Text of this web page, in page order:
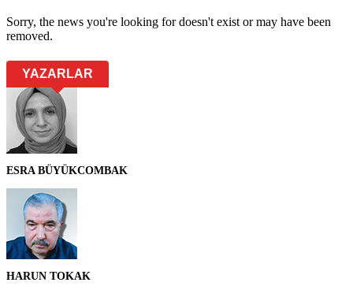
Sorry, the news you're looking for doesn't exist or may have been
removed.
YAZARLAR
ESRA BÜYÜKCOMBAK
HARUN TOKAK